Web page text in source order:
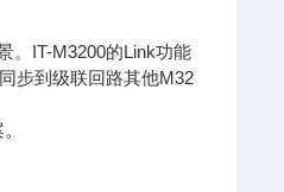
。IT-M3200的Link功能
步到级联回路其他M32